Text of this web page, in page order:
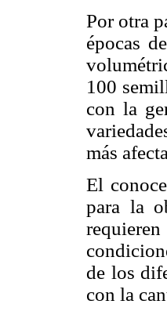
Por otra
épocas
100
con la
más
El
para la
de los
con la